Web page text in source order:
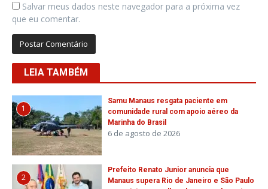
Salvar meus dados neste navegador para a próxima vez
que eu comentar.
LEIA TAMBÉM
1
Samu Manaus resgata paciente em
comunidade rural com apoio aéreo da
Marinha do Brasil
6 de agosto de 2026
2
Prefeito Renato Junior anuncia que
Manaus supera Rio de Janeiro e São Paulo